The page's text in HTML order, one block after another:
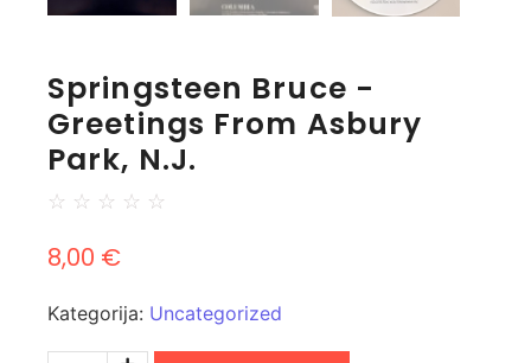
Springsteen Bruce -
Greetings From Asbury
Park, N.J.
☆ ☆ ☆ ☆ ☆
8,00 €
Kategorija: Uncategorized